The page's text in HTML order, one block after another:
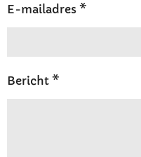
E-mailadres *
Bericht *